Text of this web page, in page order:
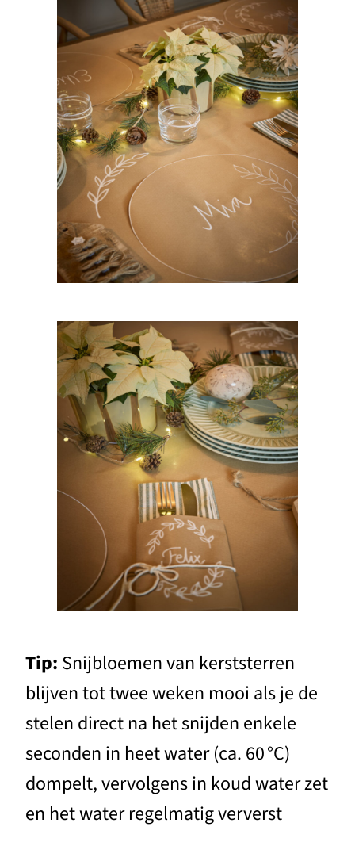
Tip: Snijbloemen van kerststerren
blijven tot twee weken mooi als je de
stelen direct na het snijden enkele
seconden in heet water (ca. 60 °C)
dompelt, vervolgens in koud water zet
en het water regelmatig ververst